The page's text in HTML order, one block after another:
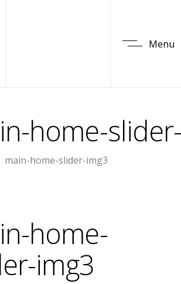
Menu
home-
main-home-slider-img3
home-
img3